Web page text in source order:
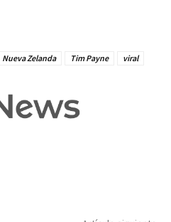
Nueva Zelanda Tim Payne viral